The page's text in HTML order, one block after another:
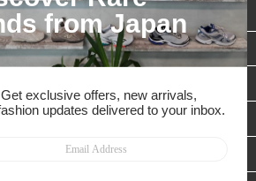
安心への取り組み
組み BUYMA CARD